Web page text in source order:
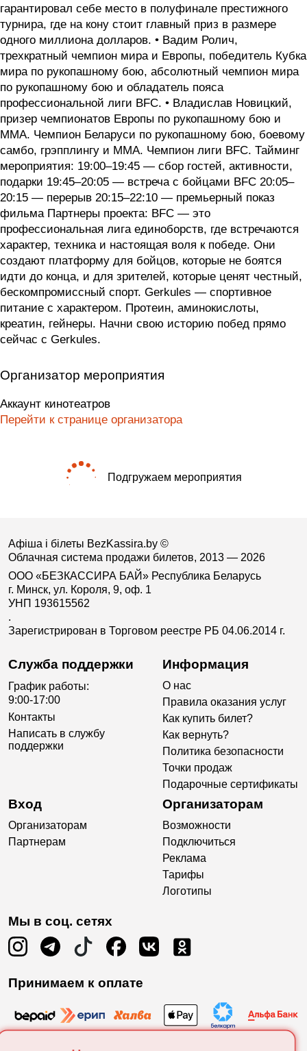
гарантировал себе место в полуфинале престижного
турнира, где на кону стоит главный приз в размере
одного миллиона долларов. • Вадим Ролич,
трехкратный чемпион мира и Европы, победитель Кубка
мира по рукопашному бою, абсолютный чемпион мира
по рукопашному бою и обладатель пояса
профессиональной лиги BFC. • Владислав Новицкий,
призер чемпионатов Европы по рукопашному бою и
ММА. Чемпион Беларуси по рукопашному бою, боевому
самбо, грэпплингу и ММА. Чемпион лиги BFC. Тайминг
мероприятия: 19:00–19:45 — сбор гостей, активности,
подарки 19:45–20:05 — встреча с бойцами BFC 20:05–
20:15 — перерыв 20:15–22:10 — премьерный показ
фильма Партнеры проекта: BFC — это
профессиональная лига единоборств, где встречаются
характер, техника и настоящая воля к победе. Они
создают платформу для бойцов, которые не боятся
идти до конца, и для зрителей, которые ценят честный,
бескомпромиссный спорт. Gerkules — спортивное
питание с характером. Протеин, аминокислоты,
креатин, гейнеры. Начни свою историю побед прямо
сейчас с Gerkules.
Организатор мероприятия
Аккаунт кинотеатров
Перейти к странице организатора
Подгружаем мероприятия
Афіша і білеты BezKassira.by ©
Облачная система продажи билетов, 2013 — 2026
ООО «БЕЗКАССИРА БАЙ» Республика Беларусь
г. Минск, ул. Короля, 9, оф. 1
УНП 193615562
.
Зарегистрирован в Торговом реестре РБ 04.06.2014 г.
Служба поддержки
График работы:
9:00-17:00
Контакты
Написать в службу
поддержки
Информация
О нас
Правила оказания услуг
Как купить билет?
Как вернуть?
Политика безопасности
Точки продаж
Подарочные сертификаты
Вход
Организаторам
Партнерам
Организаторам
Возможности
Подключиться
Реклама
Тарифы
Логотипы
Мы в соц. сетях
Принимаем к оплате